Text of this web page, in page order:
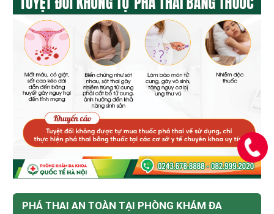
PHÁ THAI AN TOÀN TẠI PHÒNG KHÁM ĐA